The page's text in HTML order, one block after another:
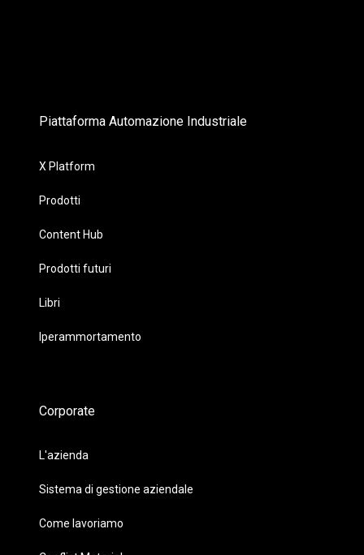
Piattaforma Automazione Industriale
X Platform
Prodotti
Content Hub
Prodotti futuri
Libri
Iperammortamento
Corporate
L'azienda
Sistema di gestione aziendale
Come lavoriamo